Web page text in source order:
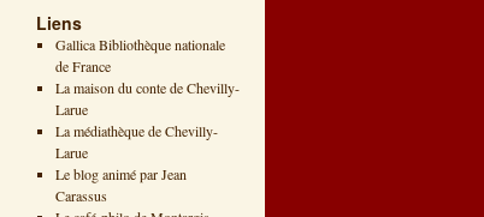
Liens
Gallica Bibliothèque nationale
de France
La maison du conte de Chevilly-
Larue
La médiathèque de Chevilly-
Larue
Le blog animé par Jean
Carassus